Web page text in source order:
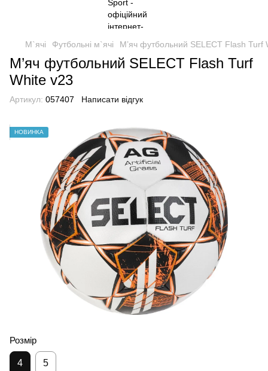
М`ячі Футбольні м`ячі М’яч футбольний SELECT Flash Turf
М’яч футбольний SELECT Flash Turf
White v23
Артикул: 057407 Написати відгук
НОВИНКА
Розмір
4 5